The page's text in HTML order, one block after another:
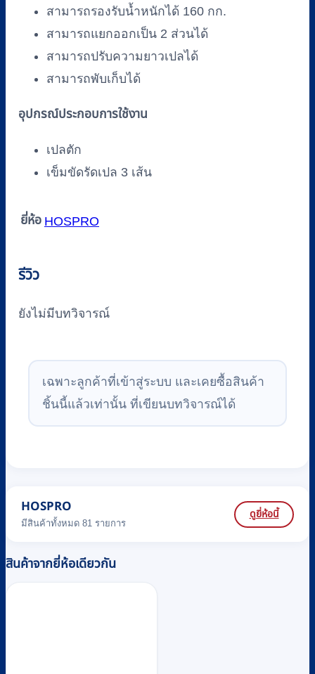
สามารถรองรับน้ำหนักได้ 160 กก.
สามารถแยกออกเป็น 2 ส่วนได้
สามารถปรับความยาวเปลได้
สามารถพับเก็บได้
อุปกรณ์ประกอบการใช้งาน
เปลตัก
เข็มขัดรัดเปล 3 เส้น
ยี่ห้อ HOSPRO
รีวิว
ยังไม่มีบทวิจารณ์
เฉพาะลูกค้าที่เข้าสู่ระบบ และเคยซื้อสินค้า
ชิ้นนี้แล้วเท่านั้น ที่เขียนบทวิจารณ์ได้
HOSPRO
มีสินค้าทั้งหมด 81 รายการ
ดูยี่ห้อนี้
สินค้าจากยี่ห้อเดียวกัน